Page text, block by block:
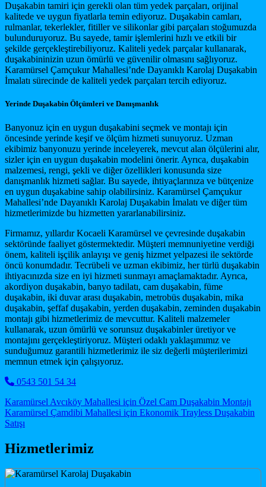
Duşakabin tamiri için gerekli olan tüm yedek parçaları, orijinal
kalitede ve uygun fiyatlarla temin ediyoruz. Duşakabin camları,
rulmanlar, tekerlekler, fitiller ve silikonlar gibi parçaları stoğumuzda
bulunduruyoruz. Bu sayede, tamir işlemlerini hızlı ve etkili bir
şekilde gerçekleştirebiliyoruz. Kaliteli yedek parçalar kullanarak,
duşakabininizin uzun ömürlü ve güvenilir olmasını sağlıyoruz.
Karamürsel Çamçukur Mahallesi’nde Dayanıklı Karolaj Duşakabin
İmalatı sürecinde de kaliteli yedek parçaları tercih ediyoruz.
Yerinde Duşakabin Ölçümleri ve Danışmanlık
Banyonuz için en uygun duşakabini seçmek ve montajı için
öncesinde yerinde keşif ve ölçüm hizmeti sunuyoruz. Uzman
ekibimiz banyonuzu yerinde inceleyerek, mevcut alan ölçülerini alır,
sizler için en uygun duşakabin modelini önerir. Ayrıca, duşakabin
malzemesi, rengi, şekli ve diğer özellikleri konusunda size
danışmanlık hizmeti sağlar. Bu sayede, ihtiyaçlarınıza ve bütçenize
en uygun duşakabine sahip olabilirsiniz. Karamürsel Çamçukur
Mahallesi’nde Dayanıklı Karolaj Duşakabin İmalatı ve diğer tüm
hizmetlerimizde bu hizmetten yararlanabilirsiniz.
Firmamız, yıllardır Kocaeli Karamürsel ve çevresinde duşakabin
sektöründe faaliyet göstermektedir. Müşteri memnuniyetine verdiği
önem, kaliteli işçilik anlayışı ve geniş hizmet yelpazesi ile sektörde
öncü konumdadır. Tecrübeli ve uzman ekibimiz, her türlü duşakabin
ihtiyacınızda size en iyi hizmeti sunmayı amaçlamaktadır. Ayrıca,
akordiyon duşakabin, banyo tadilatı, cam duşakabin, füme
duşakabin, iki duvar arası duşakabin, metrobüs duşakabin, mika
duşakabin, şeffaf duşakabin, yerden duşakabin, zeminden duşakabin
montajı gibi hizmetlerimiz de mevcuttur. Kaliteli malzemeler
kullanarak, uzun ömürlü ve sorunsuz duşakabinler üretiyor ve
montajını gerçekleştiriyoruz. Müşteri odaklı yaklaşımımız ve
sunduğumuz garantili hizmetlerimiz ile siz değerli müşterilerimizi
memnun etmek için çalışıyoruz.
0543 501 54 34
Post navigation
Karamürsel Avcıköy Mahallesi için Özel Cam Duşakabin Montajı
Karamürsel Çamdibi Mahallesi için Ekonomik Trayless Duşakabin
Satışı
Hizmetlerimiz